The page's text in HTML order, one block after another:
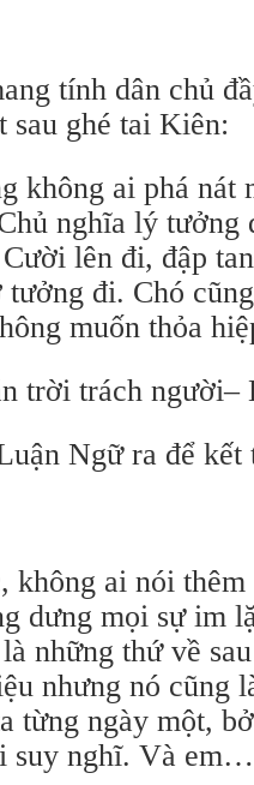
tính dân chủ
ghé tai Kiên:
không ai phá nát
nghĩa lý tưởng
lên đi, đập
đi. Chó
muốn thỏa
trời trách người–
Ngữ ra để kết
không ai nói
dưng mọi sự im
những thứ về
nhưng nó cũng
từng ngày một,
suy nghĩ. Và